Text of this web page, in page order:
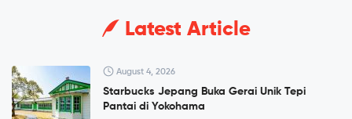
Latest Article
August 4, 2026
Starbucks Jepang Buka Gerai Unik Tepi
Pantai di Yokohama